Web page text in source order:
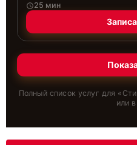
25 мин
Полный список услуг для «
или